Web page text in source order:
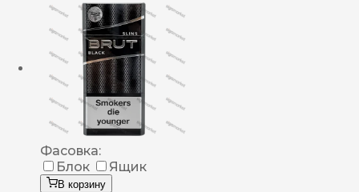
Фасовка:
Блок
Ящик
В корзину